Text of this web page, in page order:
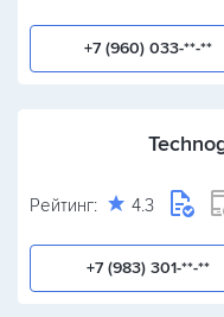
+7 (960) 033-**-**
Рейтинг: 4.3
+7 (983) 301-**-**